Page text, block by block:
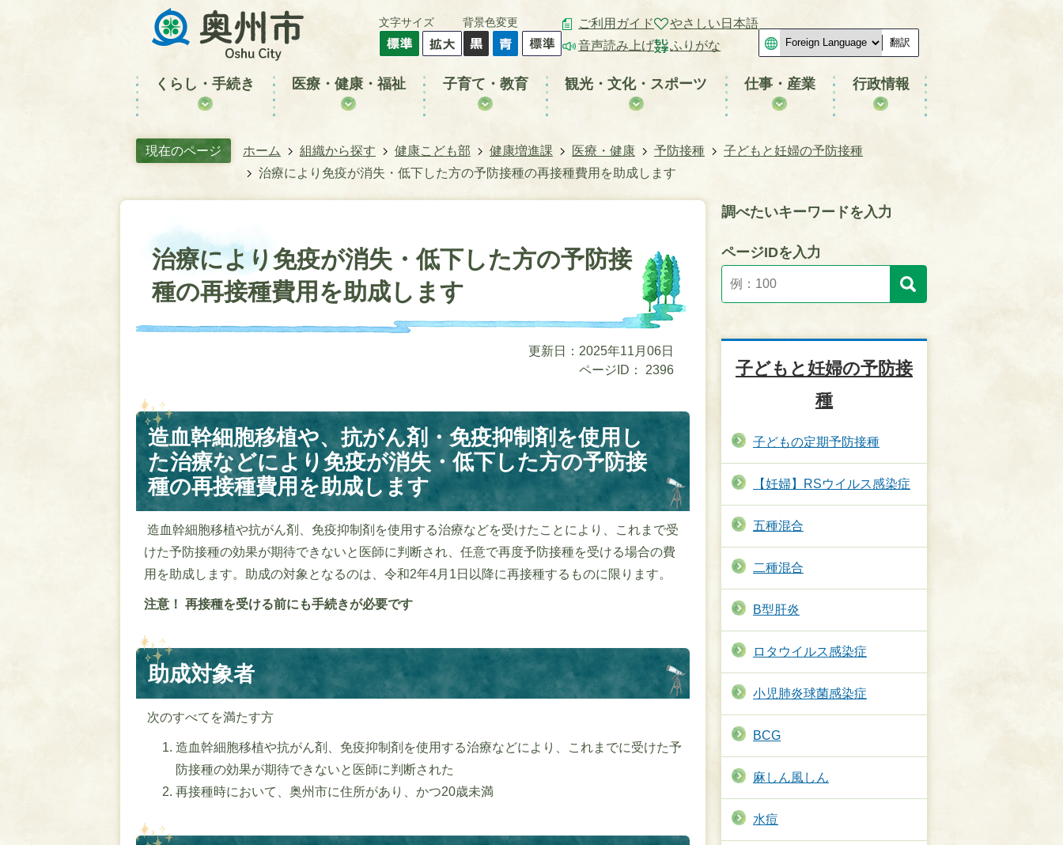
文字サイズ 背景色変更
ご利用ガイド
音声読み上げ
やさしい日本語
ふりがな
翻訳
くらし・手続き 医療・健康・福祉 子育て・教育 観光・文化・スポーツ 仕事・産業 行政情報
現在のページ ホーム 組織から探す 健康こども部 健康増進課 医療・健康 予防接種
子どもと妊婦の予防接種
治療により免疫が消失・低下した方の予防接種の再接種費用を助成します
治療により免疫が消失・低下した方の予防接
種の再接種費用を助成します
更新日：2025年11月06日
ページID：
2396
造血幹細胞移植や、抗がん剤・免疫抑制剤を使用し
た治療などにより免疫が消失・低下した方の予防接
種の再接種費用を助成します
造血幹細胞移植や抗がん剤、免疫抑制剤を使用する治療などを受けたことにより、これまで受
けた予防接種の効果が期待できないと医師に判断され、任意で再度予防接種を受ける場合の費
用を助成します。助成の対象となるのは、令和2年4月1日以降に再接種するものに限ります。
注意！ 再接種を受ける前にも手続きが必要です
助成対象者
次のすべてを満たす方
造血幹細胞移植や抗がん剤、免疫抑制剤を使用する治療などにより、これまでに受けた予
防接種の効果が期待できないと医師に判断された
再接種時において、奥州市に住所があり、かつ20歳未満
調べたいキーワードを入力
ページIDを入力
子どもと妊婦の予防接
種
子どもの定期予防接種
【妊婦】RSウイルス感染症
五種混合
二種混合
B型肝炎
ロタウイルス感染症
小児肺炎球菌感染症
BCG
麻しん風しん
水痘